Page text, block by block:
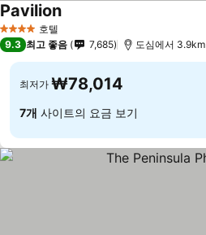
4 성급 호텔
Pavilion
9.3 최고 좋음 7,685 도심에서 3.9km
최저가 ₩78,014
7개 사이트의 요금 보기